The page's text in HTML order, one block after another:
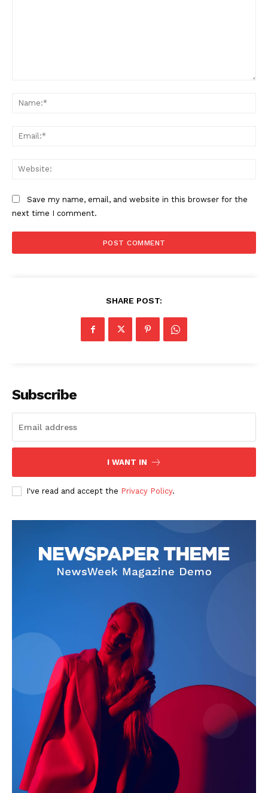
Save my name, email, and website in this browser for the
next time I comment.
SHARE POST:
Subscribe
I WANT IN
I've read and accept the Privacy Policy.